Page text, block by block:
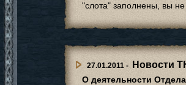
"слота" заполнены, вы
27.01.2011 - Новости
О деятельности